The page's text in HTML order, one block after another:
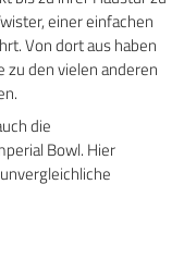
einer einfachen
Von dort aus haben
zu den vielen anderen
die
Bowl. Hier